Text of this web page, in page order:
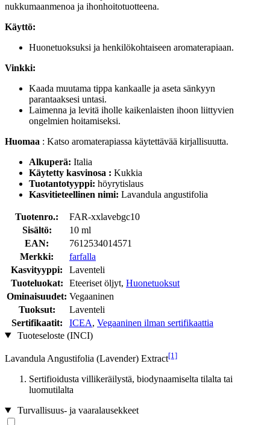
nukkumaanmenoa ja ihonhoitotuotteena.
Käyttö:
Huonetuoksuksi ja henkilökohtaiseen aromaterapiaan.
Vinkki:
Kaada muutama tippa kankaalle ja aseta sänkyyn
parantaaksesi untasi.
Laimenna ja levitä iholle kaikenlaisten ihoon liittyvien
ongelmien hoitamiseksi.
Huomaa : Katso aromaterapiassa käytettävää kirjallisuutta.
Alkuperä: Italia
Käytetty kasvinosa : Kukkia
Tuotantotyyppi: höyrytislaus
Kasvitieteellinen nimi: Lavandula angustifolia
Tuotenro.:
FAR-xxlavebgc10
Sisältö:
10 ml
EAN:
7612534014571
Merkki:
farfalla
Kasvityyppi:
Laventeli
Tuoteluokat:
Eteeriset öljyt, Huonetuoksut
Ominaisuudet: Vegaaninen
Tuoksut:
Laventeli
Sertifikaatit:
ICEA, Vegaaninen ilman sertifikaattia
Tuoteseloste (INCI)
Lavandula Angustifolia (Lavender) Extract[1]
Sertifioidusta villikeräilystä, biodynaamiselta tilalta tai
luomutilalta
Turvallisuus- ja vaaralausekkeet